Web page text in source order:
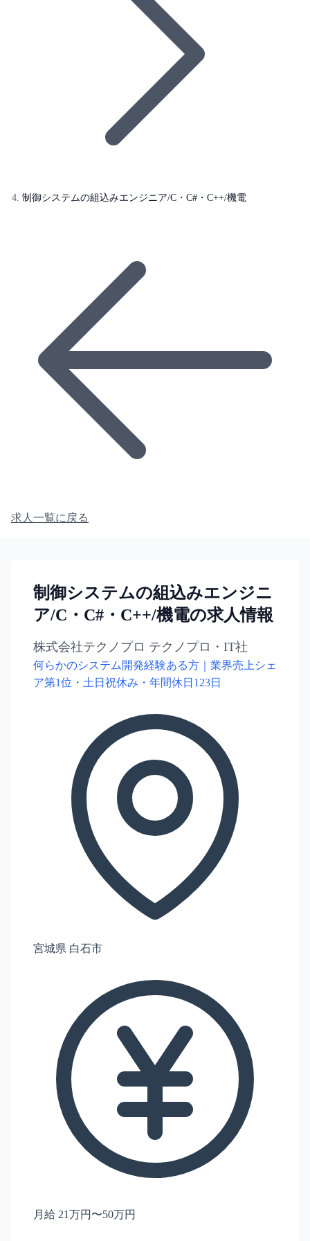
制御システムの組込みエンジニア/C・C#・C++/機電
求人一覧に戻る
制御システムの組込みエンジニ
ア/C・C#・C++/機電の求人情報
株式会社テクノプロ テクノプロ・IT社
何らかのシステム開発経験ある方｜業界売上シェ
ア第1位・土日祝休み・年間休日123日
宮城県 白石市
月給 21万円〜50万円